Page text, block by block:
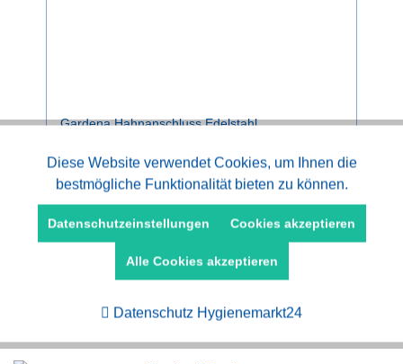
Gardena Hahnanschluss Edelstahl
ab 20,40 € *
Funktionale Aktiv
Marketing Aktiv
Aktiv
Diese Website verwendet Cookies, um Ihnen die
bestmögliche Funktionalität bieten zu können.
Datenschutzeinstellungen Cookies akzeptieren
Alle Cookies akzeptieren
Datenschutz Hygienemarkt24